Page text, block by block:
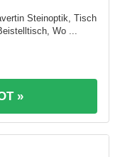
Steinoptik, Tisch
Wo ...
»